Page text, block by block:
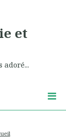
et
adoré...